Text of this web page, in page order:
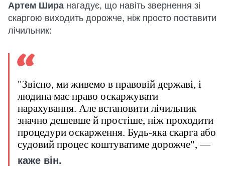
Артем Шира нагадує, що навіть звернення зі
скаргою виходить дорожче, ніж просто поставити
лічильник:
"Звісно, ми живемо в правовій державі, і
людина має право оскаржувати
нарахування. Але встановити лічильник
значно дешевше й простіше, ніж проходити
процедури оскарження. Будь-яка скарга або
судовий процес коштуватиме дорожче", —
каже він.